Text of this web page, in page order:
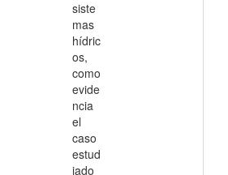
siste
mas
hídric
os,
como
evide
ncia
el
caso
estud
iado